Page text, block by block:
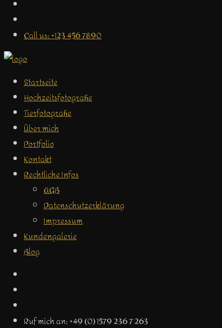
Call us: +123 456 7890
Startseite
Hochzeitsfotografie
Tierfotografie
Über mich
Portfolio
Kontakt
Rechtliche Infos
AGB
Datenschutzerklärung
Impressum
Kundengalerie
Blog
Ruf mich an: +49 (0) 1579 236 7 263